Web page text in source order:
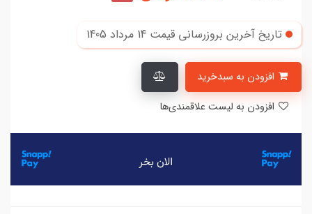
تاریخ آخرین بروزرسانی قیمت 14 مرداد 1405